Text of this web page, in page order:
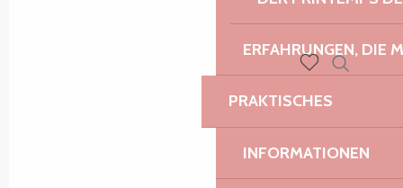
ERFAHRUNGEN, DIE
PRAKTISCHES
INFORMATIONEN